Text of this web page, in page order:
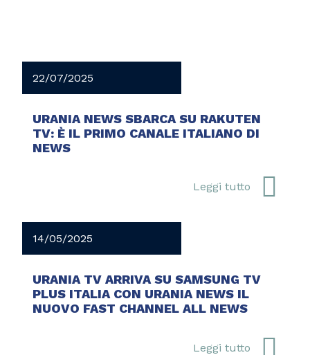
22/07/2025
URANIA NEWS SBARCA SU RAKUTEN
TV: È IL PRIMO CANALE ITALIANO DI
NEWS
Leggi tutto
14/05/2025
URANIA TV ARRIVA SU SAMSUNG TV
PLUS ITALIA CON URANIA NEWS IL
NUOVO FAST CHANNEL ALL NEWS
Leggi tutto